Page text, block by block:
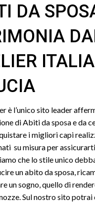
DA
è l’unico sito leader
di Abiti da sposa e da
i migliori capi
su misura per
che lo stile unico
un abito da sposa,
un sogno, quello di
Sul nostro sito